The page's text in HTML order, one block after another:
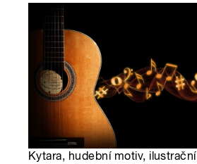
Kytara, hudební motiv, ilustrační